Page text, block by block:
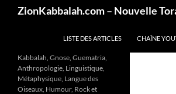
ZionKabbalah.com – Nouvelle
LISTE DES ARTICLES
CHAÎNE
Kabbalah, Gnose, Guematria,
Anthropologie, Linguistique,
Métaphysique, Langue des
Oiseaux, Humour, Rock et